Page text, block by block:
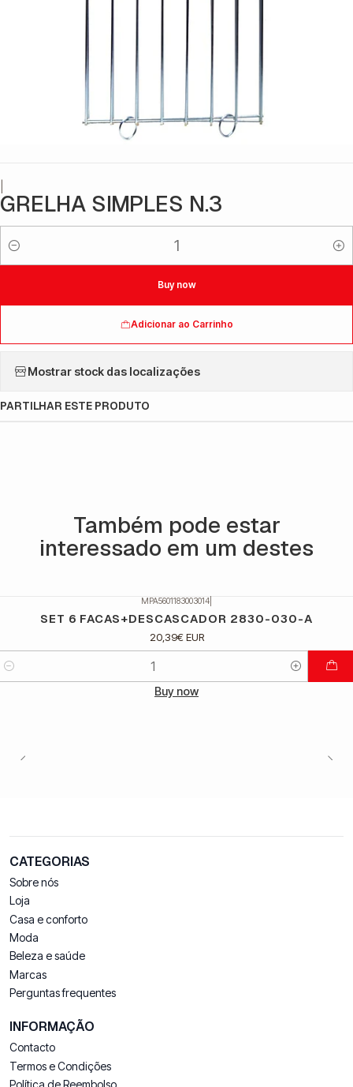
GRELHA SIMPLES N.3
Quantidade
Adicionar ao Carrinho
Buy now
Mostrar stock das localizações
PARTILHAR ESTE PRODUTO
Também pode estar
interessado em um destes
MPA5601183003014
SET 6 FACAS+DESCASCADOR 2830-030-A
20,39€ EUR
Buy now
CATEGORIAS
Sobre nós
Loja
Casa e conforto
Moda
Beleza e saúde
Marcas
Perguntas frequentes
INFORMAÇÃO
Contacto
Termos e Condições